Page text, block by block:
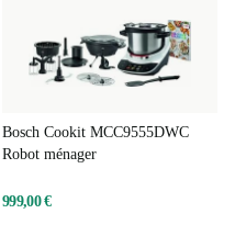
Bosch Cookit MCC9555DWC